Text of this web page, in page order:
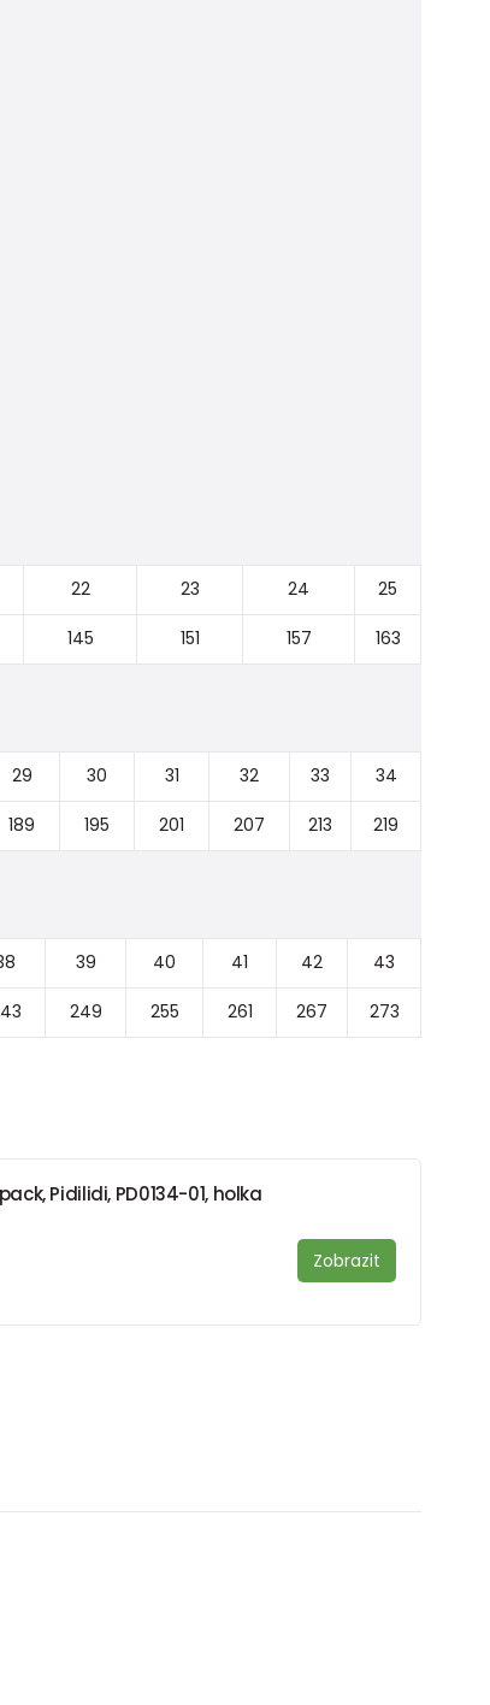
22 23 24 25
145 151 157 163
29 30 31 32 33 34
189 195 201 207 213 219
39 40 41 42 43
249 255 261 267 273
Pidilidi, PD0134-01, holka
Zobrazit